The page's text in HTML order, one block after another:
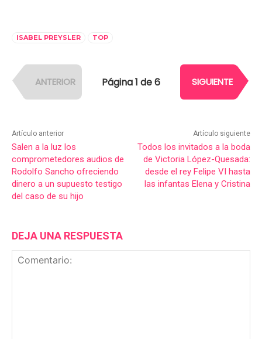
ISABEL PREYSLER TOP
ANTERIOR Página 1 de 6 SIGUIENTE
Artículo anterior
Salen a la luz los
comprometedores audios de
Rodolfo Sancho ofreciendo
dinero a un supuesto testigo
del caso de su hijo
Artículo siguiente
Todos los invitados a la boda
de Victoria López-Quesada:
desde el rey Felipe VI hasta
las infantas Elena y Cristina
DEJA UNA RESPUESTA